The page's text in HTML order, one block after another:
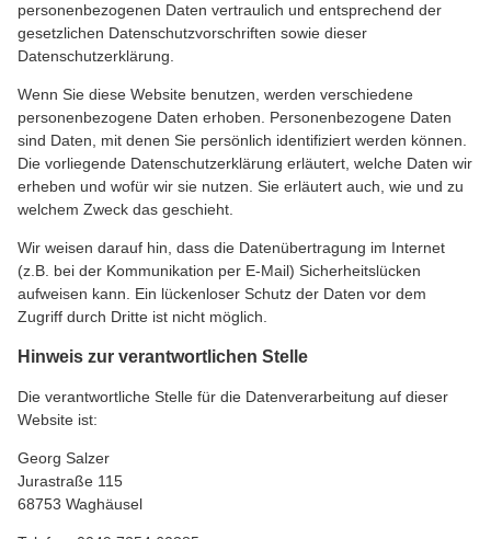
personenbezogenen Daten vertraulich und entsprechend der
gesetzlichen Datenschutzvorschriften sowie dieser
Datenschutzerklärung.
Wenn Sie diese Website benutzen, werden verschiedene
personenbezogene Daten erhoben. Personenbezogene Daten
sind Daten, mit denen Sie persönlich identifiziert werden können.
Die vorliegende Datenschutzerklärung erläutert, welche Daten wir
erheben und wofür wir sie nutzen. Sie erläutert auch, wie und zu
welchem Zweck das geschieht.
Wir weisen darauf hin, dass die Datenübertragung im Internet
(z.B. bei der Kommunikation per E-Mail) Sicherheitslücken
aufweisen kann. Ein lückenloser Schutz der Daten vor dem
Zugriff durch Dritte ist nicht möglich.
Hinweis zur verantwortlichen Stelle
Die verantwortliche Stelle für die Datenverarbeitung auf dieser
Website ist:
Georg Salzer
Jurastraße 115
68753 Waghäusel